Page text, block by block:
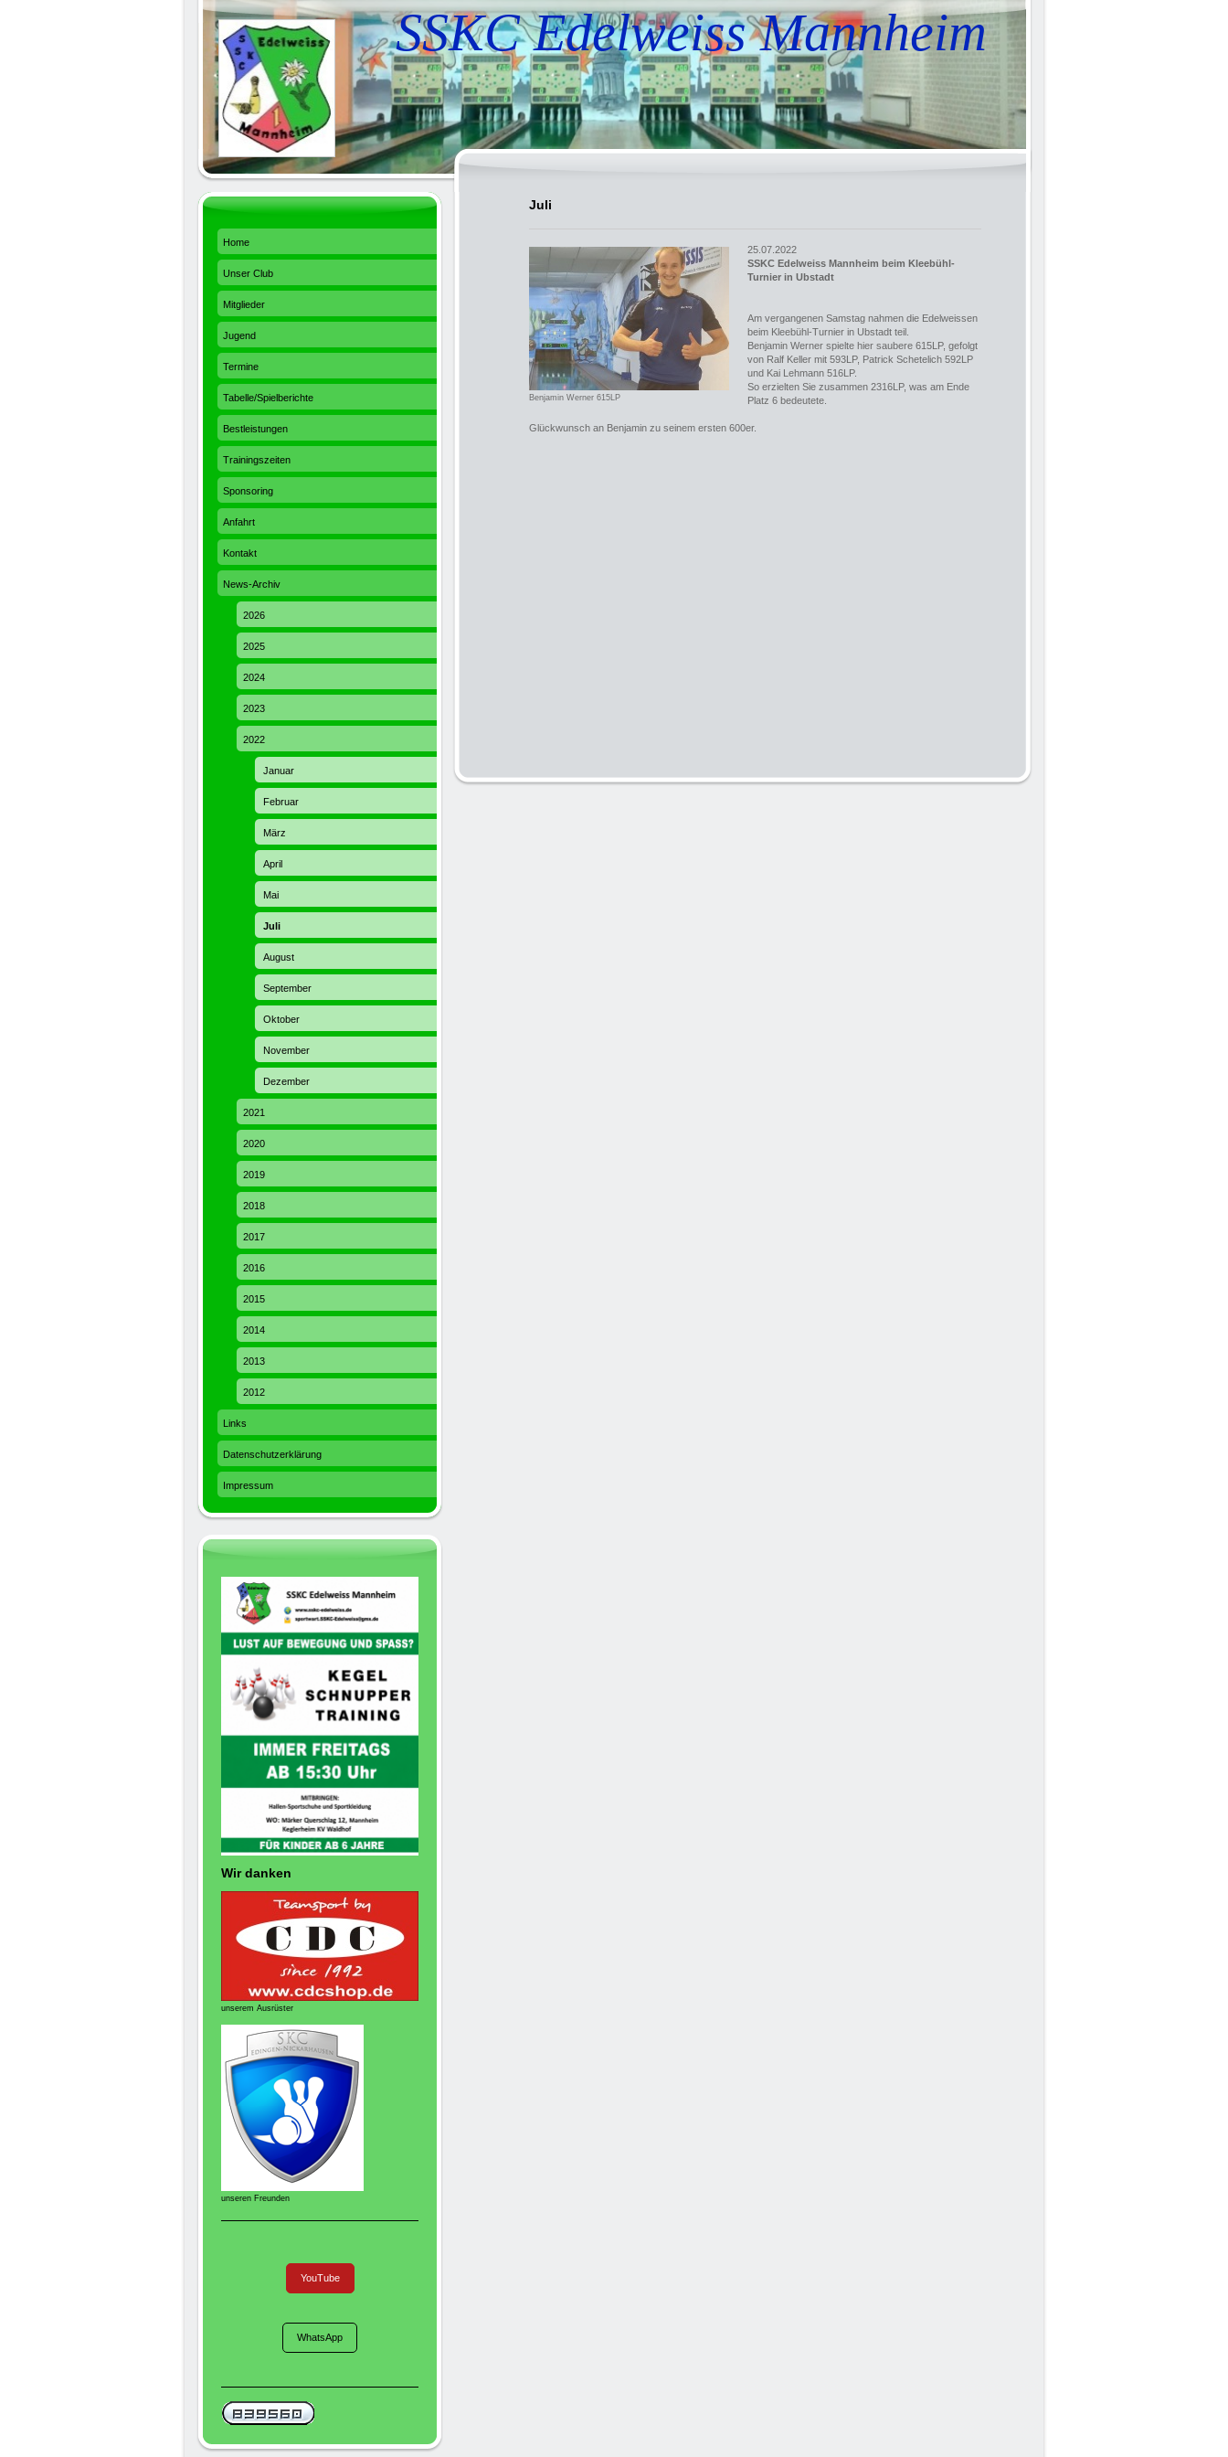
SSKC Edelweiss Mannheim
Juli
Benjamin Werner 615LP
25.07.2022
SSKC Edelweiss Mannheim beim Kleebühl-
Turnier in Ubstadt
Am vergangenen Samstag nahmen die Edelweissen
beim Kleebühl-Turnier in Ubstadt teil.
Benjamin Werner spielte hier saubere 615LP, gefolgt
von Ralf Keller mit 593LP, Patrick Schetelich 592LP
und Kai Lehmann 516LP.
So erzielten Sie zusammen 2316LP, was am Ende
Platz 6 bedeutete.
Glückwunsch an Benjamin zu seinem ersten 600er.
Home
Unser Club
Mitglieder
Jugend
Termine
Tabelle/Spielberichte
Bestleistungen
Trainingszeiten
Sponsoring
Anfahrt
Kontakt
News-Archiv
2026
2025
2024
2023
2022
Januar
Februar
März
April
Mai
Juli
August
September
Oktober
November
Dezember
2021
2020
2019
2018
2017
2016
2015
2014
2013
2012
Links
Datenschutzerklärung
Impressum
Wir danken
unserem Ausrüster
unseren Freunden
YouTube
WhatsApp